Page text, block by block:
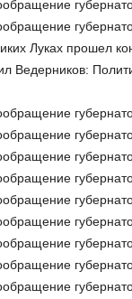
Луках прошел
Ведерников: